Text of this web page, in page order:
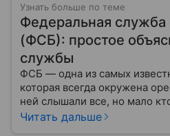
Узнать больше по теме
Федеральная служба
(ФСБ): простое
службы
ФСБ — одна из самых
которая всегда окружена
ней слышали все, но мало
именно занимается
Читать дальше